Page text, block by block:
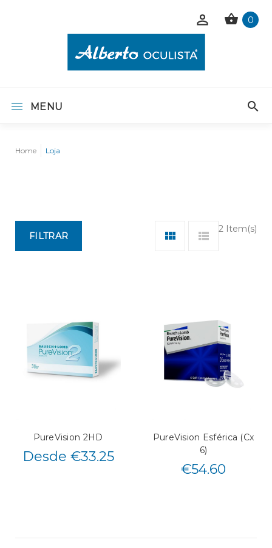
0
MENU
Home Loja
2 Item(s)
FILTRAR
PureVision 2HD
Desde €33.25
PureVision Esférica (Cx
6)
€54.60